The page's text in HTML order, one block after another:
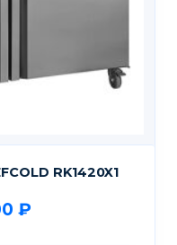
RK1420X1
₽